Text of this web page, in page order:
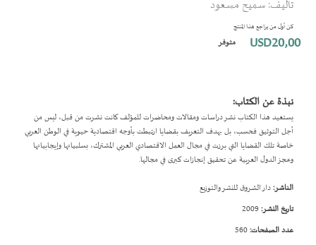
تأليف: سميح مسعود
كن أول من يراجع هذا المنتج
USD20٫00 متوفر
نبذة عن الكتاب:
يستعيد هذا الكتاب نشر دراسات ومقالات ومحاضرات للمؤلف كانت نشرت من قبل، ليس من
أجل التوثيق فحسب، بل بهدف التعريف بقضايا ارتبطت بأوجه اقتصادية حيوية في الوطن العربي
خاصة تلك القضايا التي برزت في مجال العمل الاقتصادي العربي المشترك، بسلبياتها وإيجابياتها
وعجز الدول العربية عن تحقيق إنجازات كبرى في مجالها.
الناشر:دار الشروق للنشر والتوزيع
تاريخ النشر:
عدد الصفحات:
بداية
معرض
الصور